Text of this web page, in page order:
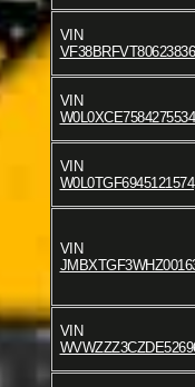
VIN
VF38BRFVT80623836
VIN
W0L0XCE7584275534
VIN
W0L0TGF6945121574
VIN
VIN